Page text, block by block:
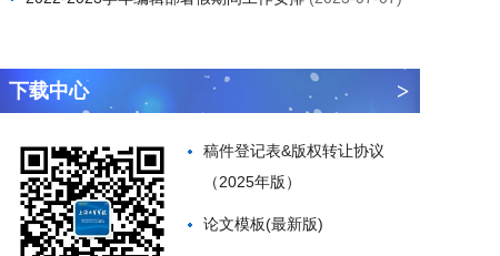
下载中心 >
稿件登记表&版权转让协议
（2025年版）
论文模板(最新版)